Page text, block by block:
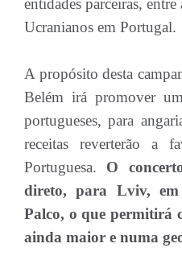
entidades parceiras,
Ucranianos em Portugal.
A propósito desta
Belém irá promover
portugueses, para
receitas reverterão a
Portuguesa. O
direto, para Lviv,
Palco, o que permitirá
ainda maior e numa